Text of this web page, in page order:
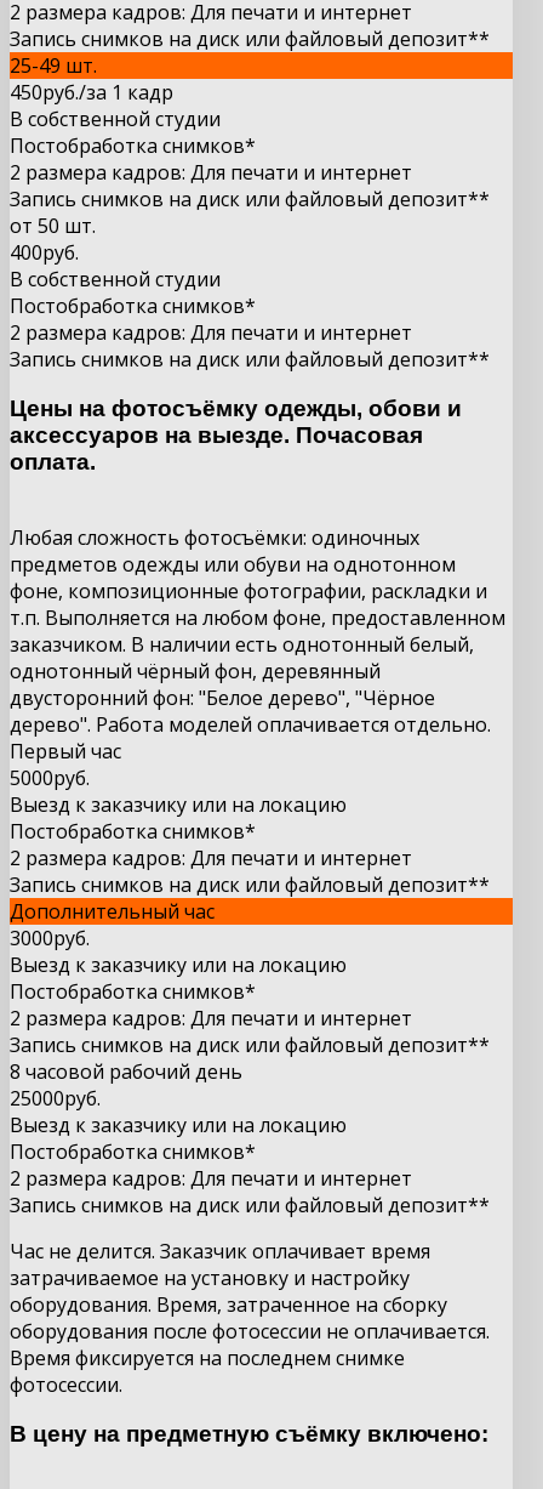
2 размера кадров: Для печати и интернет
Запись снимков на диск или файловый депозит**
25-49 шт.
450руб./за 1 кадр
В собственной студии
Постобработка снимков*
2 размера кадров: Для печати и интернет
Запись снимков на диск или файловый депозит**
от 50 шт.
400руб.
В собственной студии
Постобработка снимков*
2 размера кадров: Для печати и интернет
Запись снимков на диск или файловый депозит**
Цены на фотосъёмку одежды, обови и
аксессуаров на выезде. Почасовая
оплата.
Любая сложность фотосъёмки: одиночных
предметов одежды или обуви на однотонном
фоне, композиционные фотографии, раскладки и
т.п. Выполняется на любом фоне, предоставленном
заказчиком. В наличии есть однотонный белый,
однотонный чёрный фон, деревянный
двусторонний фон: "Белое дерево", "Чёрное
дерево". Работа моделей оплачивается отдельно.
Первый час
5000руб.
Выезд к заказчику или на локацию
Постобработка снимков*
2 размера кадров: Для печати и интернет
Запись снимков на диск или файловый депозит**
Дополнительный час
3000руб.
Выезд к заказчику или на локацию
Постобработка снимков*
2 размера кадров: Для печати и интернет
Запись снимков на диск или файловый депозит**
8 часовой рабочий день
25000руб.
Выезд к заказчику или на локацию
Постобработка снимков*
2 размера кадров: Для печати и интернет
Запись снимков на диск или файловый депозит**
Час не делится. Заказчик оплачивает время
затрачиваемое на установку и настройку
оборудования. Время, затраченное на сборку
оборудования после фотосессии не оплачивается.
Время фиксируется на последнем снимке
фотосессии.
В цену на предметную съёмку включено: